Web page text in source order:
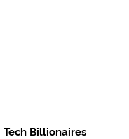
Tech Billionaires